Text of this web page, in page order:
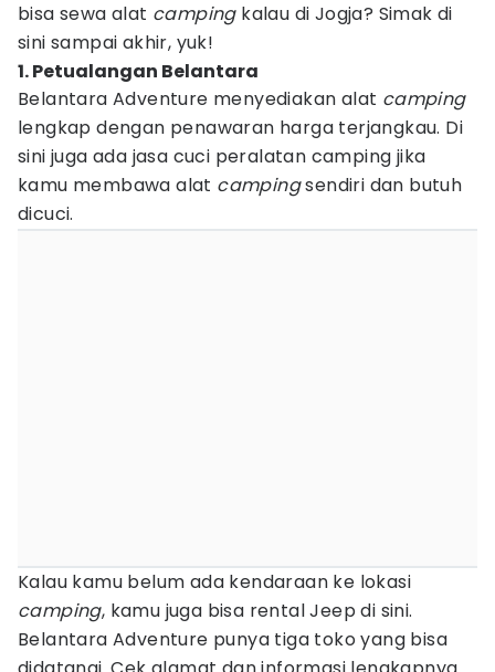
bisa sewa alat campingkalau di Jogja? Simak di
sini sampai akhir, yuk!
1. Petualangan Belantara
Belantara Adventure menyediakan alat camping
lengkap dengan penawaran harga terjangkau. Di
sini juga ada jasa cuci peralatan camping jika
kamu membawa alat campingsendiri dan butuh
dicuci.
Kalau kamu belum ada kendaraan ke lokasi
camping, kamu juga bisa rental Jeep di sini.
Belantara Adventure punya tiga toko yang bisa